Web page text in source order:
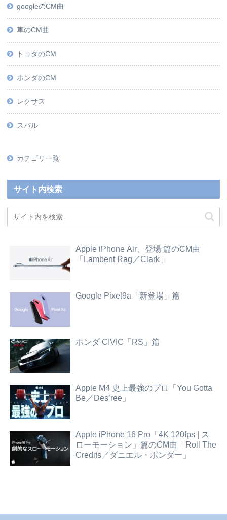
googleのCM曲
車のCM曲
トヨタのCM
ホンダのCM
レクサス
スバル
カテゴリ一覧
サイト内検索
Apple iPhone Air、登場 篇のCM曲
「Lambent Rag／Clark」
Google Pixel9a「新登場」篇
ホンダ CIVIC「RS」篇
Apple M4 史上最強のプロ「You Gotta
Be／Des’ree」
Apple iPhone 16 Pro「4K 120fps | ス
ローモーション」篇のCM曲「Roll The
Credits／ダニエル・ポンダー」